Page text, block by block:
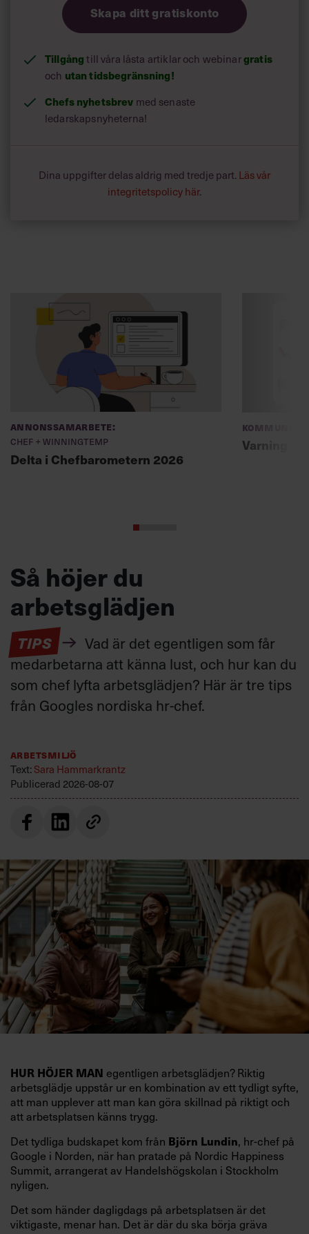
Skapa ditt gratiskonto
Tillgångtill våra låsta artiklar och webinargratis
och utan tidsbegränsning!
Chefs nyhetsbrev med senaste
ledarskapsnyheterna!
Dina uppgifter delas aldrig med tredje part. Läs vår
integritetspolicy här.
Annonssamarbete:
Chef + Winningtemp
Delta i Chefbarometern 2026
Varning
Så höjer du
arbetsglädjen
TIPS
Vad är det egentligen som får
medarbetarna att känna lust, och hur kan du
som chef lyfta arbetsglädjen? Här är tre tips
från Googles nordiska hr-chef.
Arbetsmiljö
Text:Sara Hammarkrantz
Publicerad 2026-08-07
HUR HÖJER MAN egentligen arbetsglädjen? Riktig
arbetsglädje uppstår ur en kombination av ett tydligt syfte,
att man upplever att man kan göra skillnad på riktigt och
att arbetsplatsen känns trygg.
Det tydliga budskapet kom från Björn Lundin, hr-chef på
Google i Norden, när han pratade på Nordic Happiness
Summit, arrangerat av Handelshögskolan i Stockholm
nyligen.
Det som händer dagligdags på arbetsplatsen är det
viktigaste, menar han. Det är där du ska börja gräva